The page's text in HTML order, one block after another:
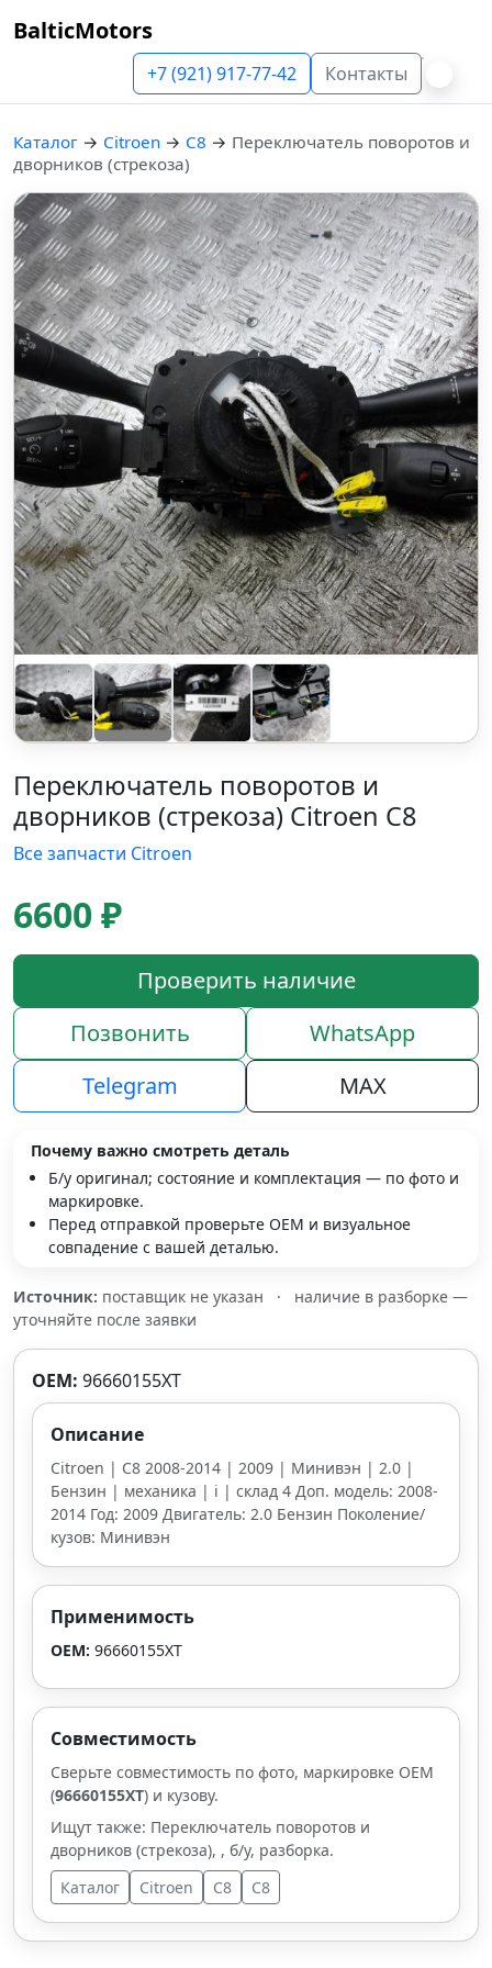
BalticMotors
+7 (921) 917-77-42 Контакты
Каталог → Citroen → C8 → Переключатель поворотов и
дворников (стрекоза)
Переключатель поворотов и
дворников (стрекоза) Citroen C8
Все запчасти Citroen
6600 ₽
Проверить наличие
Позвонить
WhatsApp
Telegram
MAX
Почему важно смотреть деталь
Б/у оригинал; состояние и комплектация — по фото и
маркировке.
Перед отправкой проверьте OEM и визуальное
совпадение с вашей деталью.
Источник: поставщик не указан ·
наличие в разборке —
уточняйте после заявки
OEM: 96660155XT
Описание
Citroen | C8 2008-2014 | 2009 | Минивэн | 2.0 |
Бензин | механика | i | склад 4 Доп. модель: 2008-
2014 Год: 2009 Двигатель: 2.0 Бензин Поколение/
кузов: Минивэн
Применимость
OEM: 96660155XT
Совместимость
Сверьте совместимость по фото, маркировке OEM
(96660155XT) и кузову.
Ищут также: Переключатель поворотов и
дворников (стрекоза), , б/у, разборка.
Каталог
Citroen C8 C8